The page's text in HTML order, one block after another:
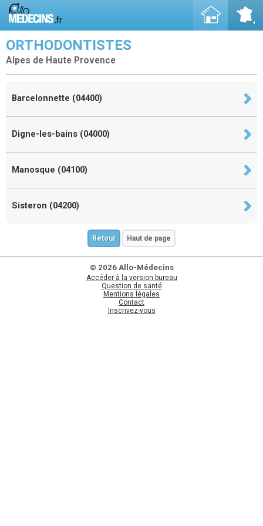
ORTHODONTISTES
Alpes de Haute Provence
Barcelonnette (04400)
Digne-les-bains (04000)
Manosque (04100)
Sisteron (04200)
Retour Haut de page
© 2026 Allo-Médecins
Accéder à la version bureau
Question de santé
Mentions légales
Contact
Inscrivez-vous